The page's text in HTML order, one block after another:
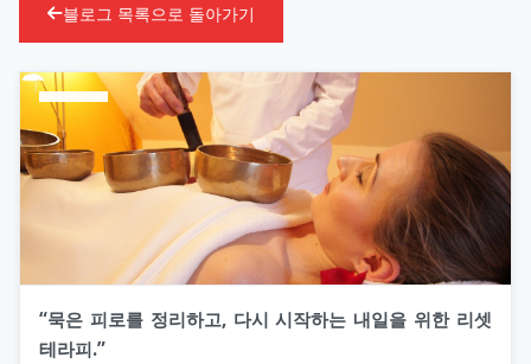
블로그 목록으로 돌아가기
“묵은 피로를 정리하고, 다시 시작하는 내일을 위한 리셋
테라피.”